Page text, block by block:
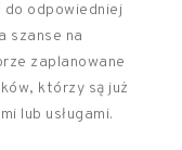
odpowiedniej
szanse na
zaplanowane
którzy są już
lub usługami.